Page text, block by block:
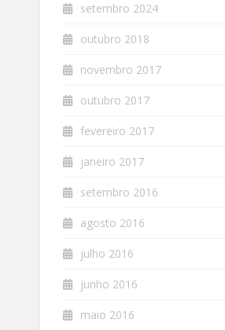
setembro 2024
outubro 2018
novembro 2017
outubro 2017
fevereiro 2017
janeiro 2017
setembro 2016
agosto 2016
julho 2016
junho 2016
maio 2016